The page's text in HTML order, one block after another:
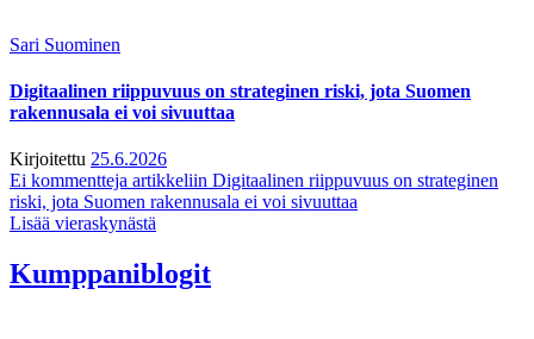
Sari Suominen
Digitaalinen riippuvuus on strateginen riski, jota Suomen
rakennusala ei voi sivuuttaa
Kirjoitettu 25.6.2026
Ei kommentteja artikkeliin Digitaalinen riippuvuus on strateginen
riski, jota Suomen rakennusala ei voi sivuuttaa
Lisää vieraskynästä
Kumppaniblogit